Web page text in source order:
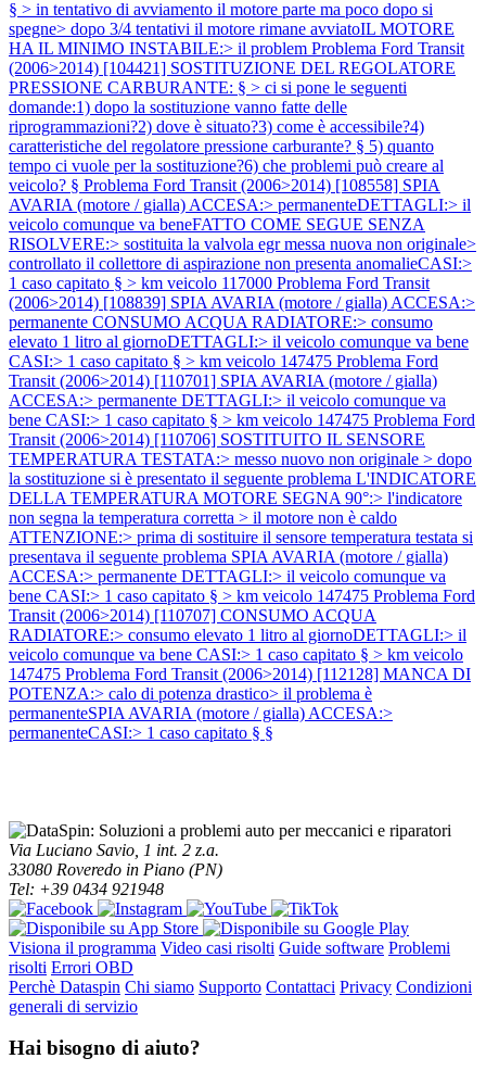
§ > in tentativo di avviamento il motore parte ma poco dopo si
spegne> dopo 3/4 tentativi il motore rimane avviatoIL MOTORE
HA IL MINIMO INSTABILE:> il problem Problema Ford Transit
(2006>2014) [104421] SOSTITUZIONE DEL REGOLATORE
PRESSIONE CARBURANTE: § > ci si pone le seguenti
domande:1) dopo la sostituzione vanno fatte delle
riprogrammazioni?2) dove è situato?3) come è accessibile?4)
caratteristiche del regolatore pressione carburante? § 5) quanto
tempo ci vuole per la sostituzione?6) che problemi può creare al
veicolo? § Problema Ford Transit (2006>2014) [108558] SPIA
AVARIA (motore / gialla) ACCESA:> permanenteDETTAGLI:> il
veicolo comunque va beneFATTO COME SEGUE SENZA
RISOLVERE:> sostituita la valvola egr messa nuova non originale>
controllato il collettore di aspirazione non presenta anomalieCASI:>
1 caso capitato § > km veicolo 117000 Problema Ford Transit
(2006>2014) [108839] SPIA AVARIA (motore / gialla) ACCESA:>
permanente CONSUMO ACQUA RADIATORE:> consumo
elevato 1 litro al giornoDETTAGLI:> il veicolo comunque va bene
CASI:> 1 caso capitato § > km veicolo 147475 Problema Ford
Transit (2006>2014) [110701] SPIA AVARIA (motore / gialla)
ACCESA:> permanente DETTAGLI:> il veicolo comunque va
bene CASI:> 1 caso capitato § > km veicolo 147475 Problema Ford
Transit (2006>2014) [110706] SOSTITUITO IL SENSORE
TEMPERATURA TESTATA:> messo nuovo non originale > dopo
la sostituzione si è presentato il seguente problema L'INDICATORE
DELLA TEMPERATURA MOTORE SEGNA 90°:> l'indicatore
non segna la temperatura corretta > il motore non è caldo
ATTENZIONE:> prima di sostituire il sensore temperatura testata si
presentava il seguente problema SPIA AVARIA (motore / gialla)
ACCESA:> permanente DETTAGLI:> il veicolo comunque va
bene CASI:> 1 caso capitato § > km veicolo 147475 Problema Ford
Transit (2006>2014) [110707] CONSUMO ACQUA
RADIATORE:> consumo elevato 1 litro al giornoDETTAGLI:> il
veicolo comunque va bene CASI:> 1 caso capitato § > km veicolo
147475 Problema Ford Transit (2006>2014) [112128] MANCA DI
POTENZA:> calo di potenza drastico> il problema è
permanenteSPIA AVARIA (motore / gialla) ACCESA:>
permanenteCASI:> 1 caso capitato § §
Via Luciano Savio, 1 int. 2 z.a.
33080 Roveredo in Piano (PN)
Tel: +39 0434 921948
Visiona il programma Video casi risolti Guide software Problemi
risolti Errori OBD
Perchè Dataspin Chi siamo Supporto Contattaci Privacy Condizioni
generali di servizio
Hai bisogno di aiuto?